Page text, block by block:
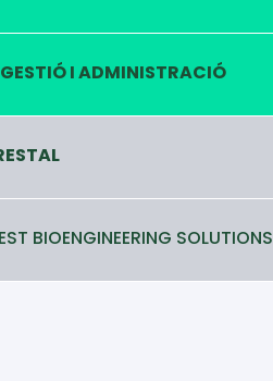
GESTIÓ I ADMINISTRACIÓ
BIOENGINEERING SOLUTIONS